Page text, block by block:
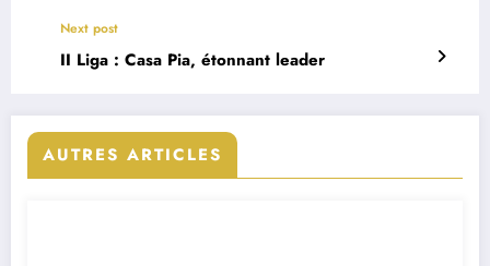
Next post
II Liga : Casa Pia, étonnant leader
AUTRES ARTICLES